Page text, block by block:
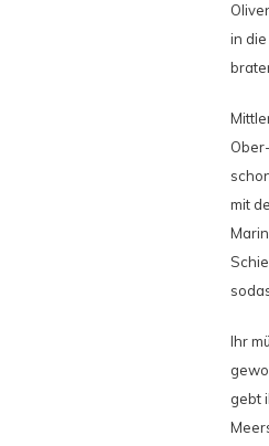
in
mit
Ihr
gebt